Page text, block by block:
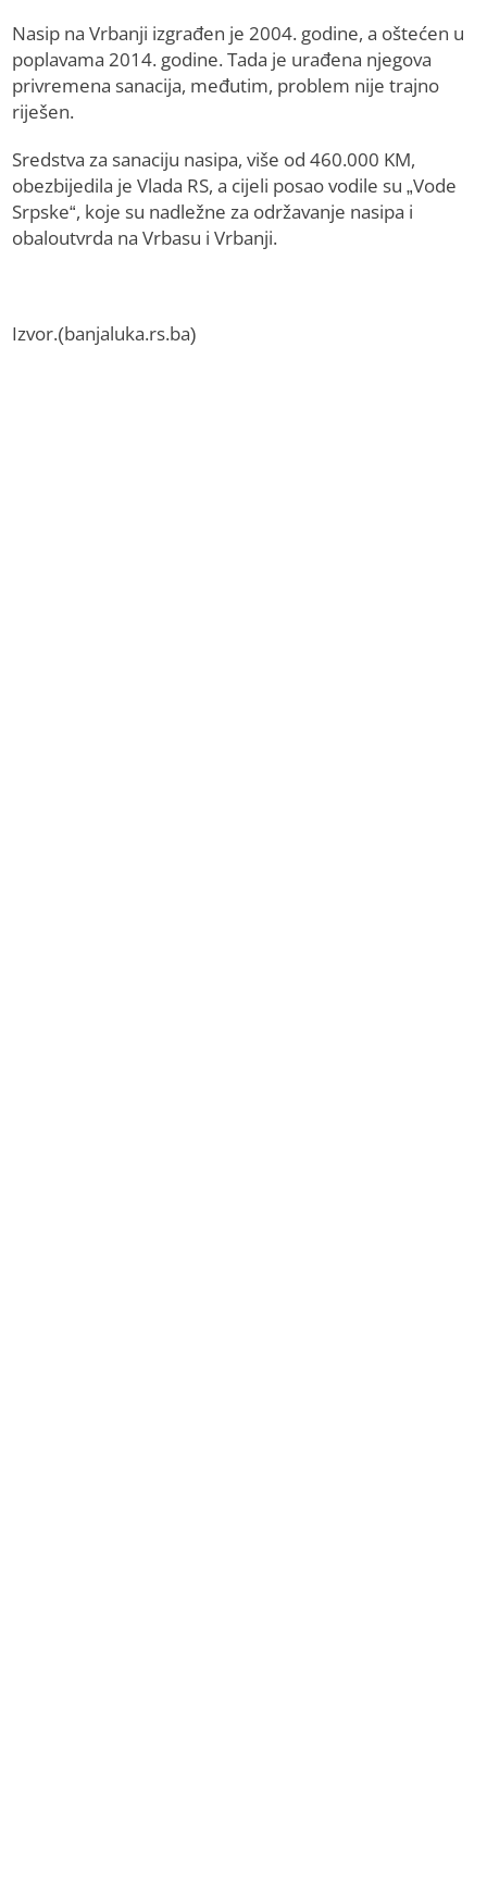
Nasip na Vrbanji izgrađen je 2004. godine, a oštećen u
poplavama 2014. godine. Tada je urađena njegova
privremena sanacija, međutim, problem nije trajno
riješen.
Sredstva za sanaciju nasipa, više od 460.000 KM,
obezbijedila je Vlada RS, a cijeli posao vodile su „Vode
Srpske“, koje su nadležne za održavanje nasipa i
obaloutvrda na Vrbasu i Vrbanji.
Izvor.(banjaluka.rs.ba)